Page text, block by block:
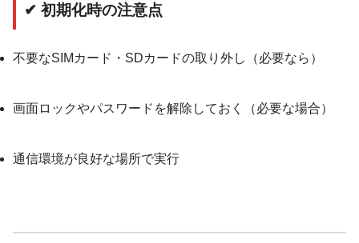
✔ 初期化時の注意点
不要なSIMカード・SDカードの取り外し（必要なら）
画面ロックやパスワードを解除しておく（必要な場合）
通信環境が良好な場所で実行